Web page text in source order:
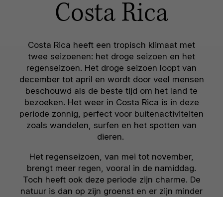
Costa Rica
Costa Rica heeft een tropisch klimaat met
twee seizoenen: het droge seizoen en het
regenseizoen. Het droge seizoen loopt van
december tot april en wordt door veel mensen
beschouwd als de beste tijd om het land te
bezoeken. Het weer in Costa Rica is in deze
periode zonnig, perfect voor buitenactiviteiten
zoals wandelen, surfen en het spotten van
dieren.
Het regenseizoen, van mei tot november,
brengt meer regen, vooral in de namiddag.
Toch heeft ook deze periode zijn charme. De
natuur is dan op zijn groenst en er zijn minder